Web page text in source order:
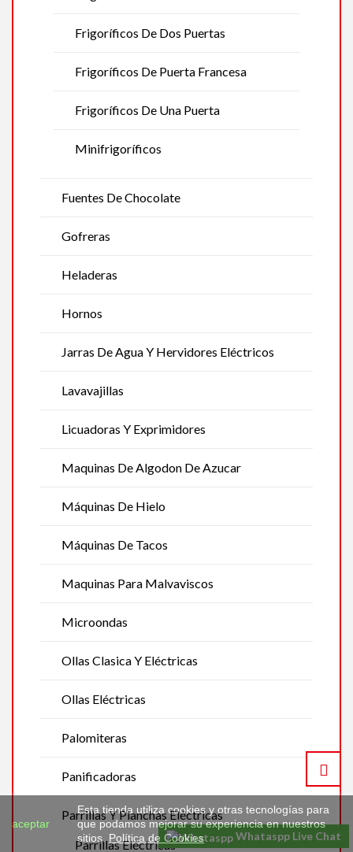
Frigoríficos De Dos Puertas
Frigoríficos De Puerta Francesa
Frigoríficos De Una Puerta
Minifrigoríficos
Fuentes De Chocolate
Gofreras
Heladeras
Hornos
Jarras De Agua Y Hervidores Eléctricos
Lavavajillas
Licuadoras Y Exprimidores
Maquinas De Algodon De Azucar
Máquinas De Hielo
Máquinas De Tacos
Maquinas Para Malvaviscos
Microondas
Ollas Clasica Y Eléctricas
Ollas Eléctricas
Palomiteras
Panificadoras
Parrillas Y Planchas Eléctricas
Parrillas Eléctricas
aceptar
Esta tienda utiliza cookies y otras tecnologías para
que podamos mejorar su experiencia en nuestros
sitios. Política de Cookies Whataspp Live Chat